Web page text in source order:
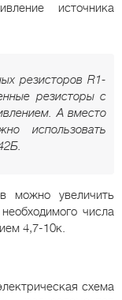
источника
резисторов R1-
резисторы с
А вместо
использовать
можно увеличить
числа
4,7-10к.
схема